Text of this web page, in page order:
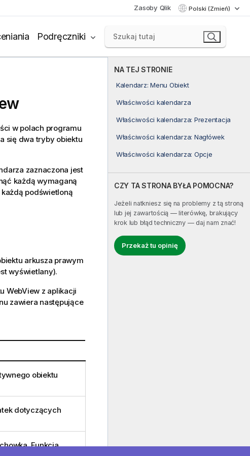
Zasoby Qlik Polski (Zmień)
Podręczniki
NA TEJ STRONIE
Kalendarz: Menu Obiekt
Właściwości kalendarza
Właściwości kalendarza: Prezentacja
Właściwości kalendarza: Nagłówek
Właściwości kalendarza: Opcje
CZY TA STRONA BYŁA POMOCNA?
Jeżeli natkniesz się na problemy z tą stroną
lub jej zawartością — literówkę, brakujący
krok lub błąd techniczny — daj nam znać!
Przekaż tu opinię
w polach programu
się dwa tryby obiektu
zaznaczona jest
każdą wymaganą
podświetloną
arkusza prawym
wyświetlany).
WebView z aplikacji
zawiera następujące
obiektu
dotyczących
Funkcja